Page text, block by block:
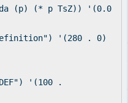
(p) (* p TsZ)) '(0.0
'(280 . 0)
'(100 .